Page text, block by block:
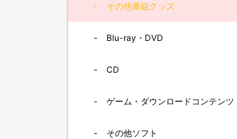
その他番組グッズ
Blu-ray・DVD
CD
ゲーム・ダウンロードコンテンツ
その他ソフト